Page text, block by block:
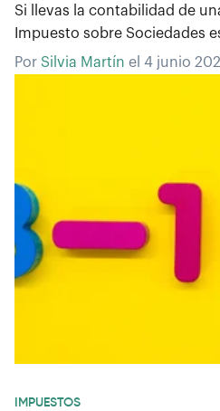
Si llevas la contabilidad de
Impuesto sobre Sociedades
Por Silvia Martín el 4 junio
IMPUESTOS